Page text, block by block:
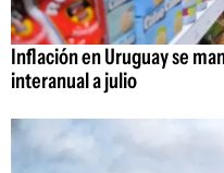
Inflación en Uruguay se
interanual a julio